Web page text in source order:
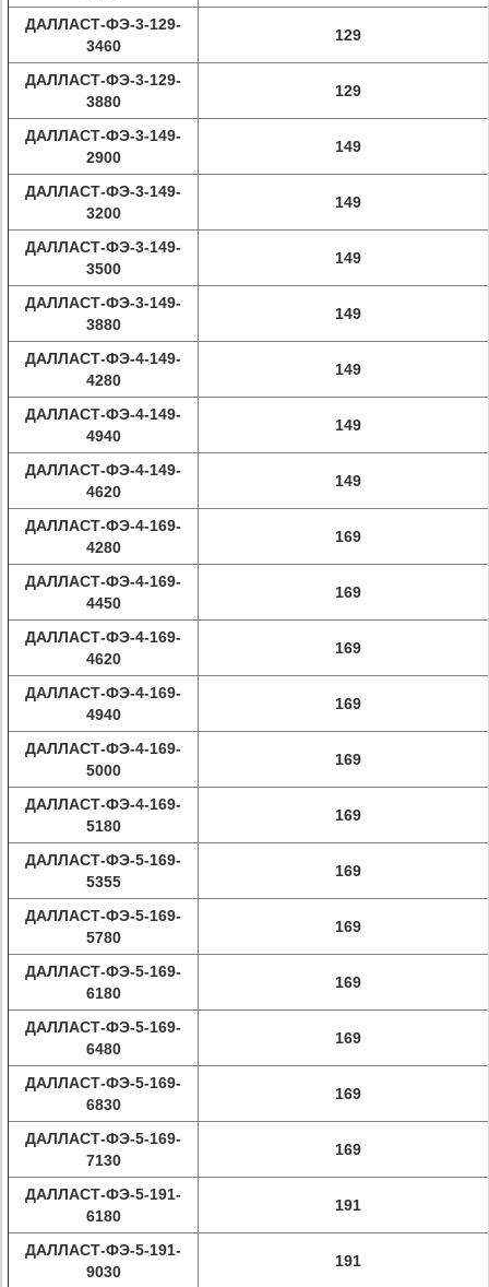
ДАЛЛАСТ-ФЭ-3-129-
3460
129
ДАЛЛАСТ-ФЭ-3-129-
3880
129
ДАЛЛАСТ-ФЭ-3-149-
2900
149
ДАЛЛАСТ-ФЭ-3-149-
3200
149
ДАЛЛАСТ-ФЭ-3-149-
3500
149
ДАЛЛАСТ-ФЭ-3-149-
3880
149
ДАЛЛАСТ-ФЭ-4-149-
4280
149
ДАЛЛАСТ-ФЭ-4-149-
4940
149
ДАЛЛАСТ-ФЭ-4-149-
4620
149
ДАЛЛАСТ-ФЭ-4-169-
4280
169
ДАЛЛАСТ-ФЭ-4-169-
4450
169
ДАЛЛАСТ-ФЭ-4-169-
4620
169
ДАЛЛАСТ-ФЭ-4-169-
4940
169
ДАЛЛАСТ-ФЭ-4-169-
5000
169
ДАЛЛАСТ-ФЭ-4-169-
5180
169
ДАЛЛАСТ-ФЭ-5-169-
5355
169
ДАЛЛАСТ-ФЭ-5-169-
5780
169
ДАЛЛАСТ-ФЭ-5-169-
6180
169
ДАЛЛАСТ-ФЭ-5-169-
6480
169
ДАЛЛАСТ-ФЭ-5-169-
6830
169
ДАЛЛАСТ-ФЭ-5-169-
7130
169
ДАЛЛАСТ-ФЭ-5-191-
6180
191
ДАЛЛАСТ-ФЭ-5-191-
9030
191